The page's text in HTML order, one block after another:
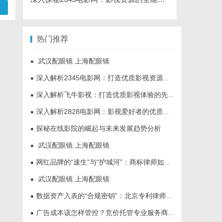
热门推荐
● 武汉配眼镜 上海配眼镜
● 深入解析2345电影网：打造优质影视资源的平台优势与功能详解
● 深入解析飞牛影视：打造优质影视体验的先锋平台
● 深入解析2828电影网：影视爱好者的优质选择平台
● 探秘在线影院的崛起与未来发展趋势分析
● 武汉配眼镜 上海配眼镜
● 网红品牌的“速生”与“护城河”：商标律师如何破解流量变现的知产焦虑
● 武汉配眼镜 上海配眼镜
● 数据资产入表的“合规密钥”：北京专利律师如何为数据知识产权登记扫清障碍
● 广告成本该怎样管控？竞价托管专业服务商俐麸科技